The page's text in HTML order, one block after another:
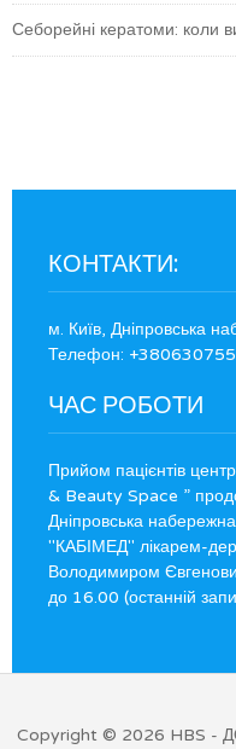
Себорейні кератоми: коли
КОНТАКТИ:
м. Київ, Дніпровська
Телефон:
ЧАС РОБОТИ
Прийом пацієнтів
& Beauty Space ”
Дніпровська
"КАБІМЕД" лікарем-
Володимиром
до 16.00 (останній
Copyright © 2026 HBS -